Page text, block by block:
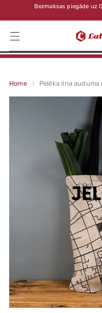
Bezmaksas piegāde uz
Home Pelēka lina